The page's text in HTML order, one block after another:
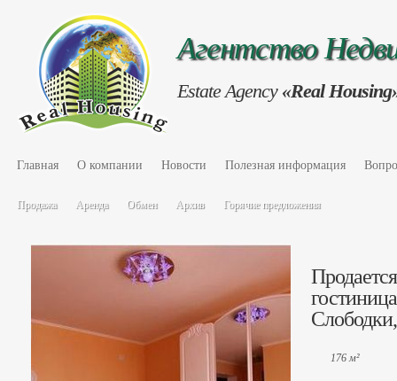
Агентство
Estate Agency «Real
Главная О компании Новости Полезная информация
Продажа Аренда Обмен Архив Горячие предложения
176 м²